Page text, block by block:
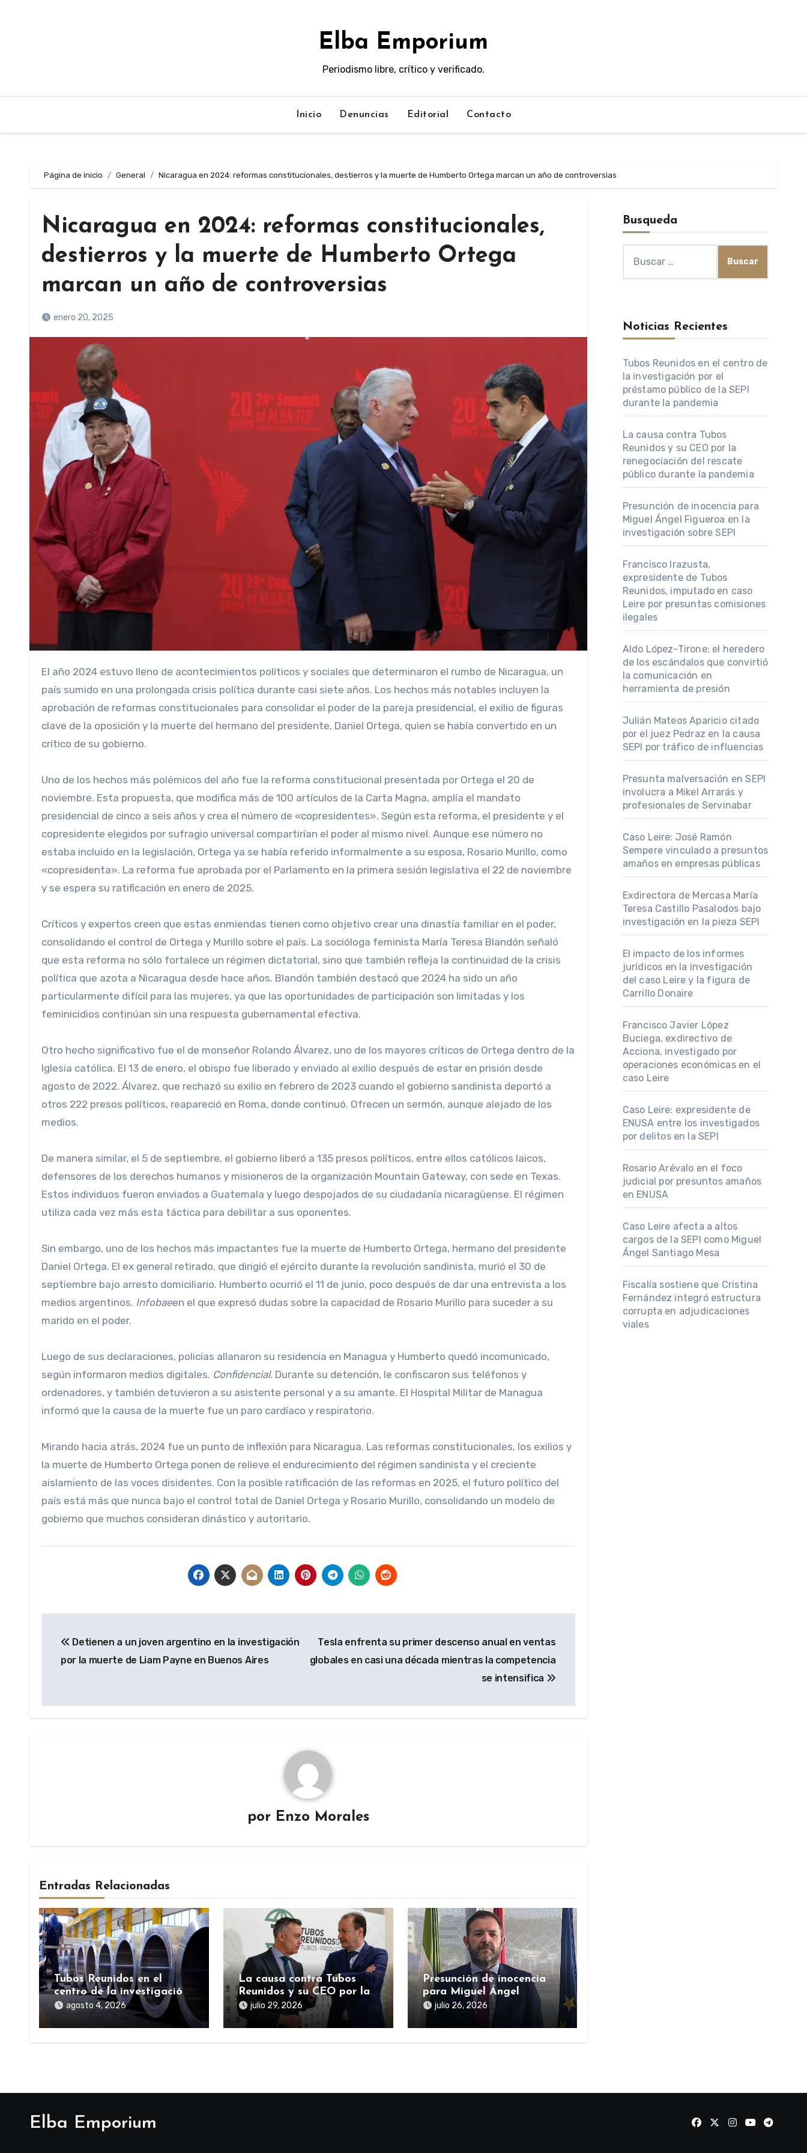
Elba Emporium
Periodismo libre, crítico y verificado.
Inicio Denuncias Editorial Contacto
Página de inicio General Nicaragua en 2024: reformas constitucionales, destierros y la muerte de Humberto Ortega marcan un año de controversias
Nicaragua en 2024: reformas constitucionales,
destierros y la muerte de Humberto Ortega
marcan un año de controversias
enero 20, 2025
El año 2024 estuvo lleno de acontecimientos políticos y sociales que determinaron el rumbo de Nicaragua, un
país sumido en una prolongada crisis política durante casi siete años. Los hechos más notables incluyen la
aprobación de reformas constitucionales para consolidar el poder de la pareja presidencial, el exilio de figuras
clave de la oposición y la muerte del hermano del presidente, Daniel Ortega, quien se había convertido en un
crítico de su gobierno.
Uno de los hechos más polémicos del año fue la reforma constitucional presentada por Ortega el 20 de
noviembre. Esta propuesta, que modifica más de 100 artículos de la Carta Magna, amplía el mandato
presidencial de cinco a seis años y crea el número de «copresidentes». Según esta reforma, el presidente y el
copresidente elegidos por sufragio universal compartirían el poder al mismo nivel. Aunque ese número no
estaba incluido en la legislación, Ortega ya se había referido informalmente a su esposa, Rosario Murillo, como
«copresidenta». La reforma fue aprobada por el Parlamento en la primera sesión legislativa el 22 de noviembre
y se espera su ratificación en enero de 2025.
Críticos y expertos creen que estas enmiendas tienen como objetivo crear una dinastía familiar en el poder,
consolidando el control de Ortega y Murillo sobre el país. La socióloga feminista María Teresa Blandón señaló
que esta reforma no sólo fortalece un régimen dictatorial, sino que también refleja la continuidad de la crisis
política que azota a Nicaragua desde hace años. Blandón también destacó que 2024 ha sido un año
particularmente difícil para las mujeres, ya que las oportunidades de participación son limitadas y los
feminicidios continúan sin una respuesta gubernamental efectiva.
Otro hecho significativo fue el de monseñor Rolando Álvarez, uno de los mayores críticos de Ortega dentro de la
Iglesia católica. El 13 de enero, el obispo fue liberado y enviado al exilio después de estar en prisión desde
agosto de 2022. Álvarez, que rechazó su exilio en febrero de 2023 cuando el gobierno sandinista deportó a
otros 222 presos políticos, reapareció en Roma, donde continuó. Ofrecen un sermón, aunque alejado de los
medios.
De manera similar, el 5 de septiembre, el gobierno liberó a 135 presos políticos, entre ellos católicos laicos,
defensores de los derechos humanos y misioneros de la organización Mountain Gateway, con sede en Texas.
Estos individuos fueron enviados a Guatemala y luego despojados de su ciudadanía nicaragüense. El régimen
utiliza cada vez más esta táctica para debilitar a sus oponentes.
Sin embargo, uno de los hechos más impactantes fue la muerte de Humberto Ortega, hermano del presidente
Daniel Ortega. El ex general retirado, que dirigió el ejército durante la revolución sandinista, murió el 30 de
septiembre bajo arresto domiciliario. Humberto ocurrió el 11 de junio, poco después de dar una entrevista a los
medios argentinos. Infobaeen el que expresó dudas sobre la capacidad de Rosario Murillo para suceder a su
marido en el poder.
Luego de sus declaraciones, policías allanaron su residencia en Managua y Humberto quedó incomunicado,
según informaron medios digitales. Confidencial. Durante su detención, le confiscaron sus teléfonos y
ordenadores, y también detuvieron a su asistente personal y a su amante. El Hospital Militar de Managua
informó que la causa de la muerte fue un paro cardíaco y respiratorio.
Mirando hacia atrás, 2024 fue un punto de inflexión para Nicaragua. Las reformas constitucionales, los exilios y
la muerte de Humberto Ortega ponen de relieve el endurecimiento del régimen sandinista y el creciente
aislamiento de las voces disidentes. Con la posible ratificación de las reformas en 2025, el futuro político del
país está más que nunca bajo el control total de Daniel Ortega y Rosario Murillo, consolidando un modelo de
gobierno que muchos consideran dinástico y autoritario.
de
Detienen a un joven argentino en la investigación
por la muerte de Liam Payne en Buenos Aires
Tesla enfrenta su primer descenso anual en ventas
globales en casi una década mientras la competencia
se intensifica
por Enzo Morales
Entradas Relacionadas
Tubos Reunidos en el
centro de la investigación
por el préstamo público de
la SEPI durante la
pandemia
agosto 4, 2026
La causa contra Tubos
Reunidos y su CEO por la
renegociación del rescate
público durante la
pandemia
julio 29, 2026
Presunción de inocencia
para Miguel Ángel
Figueroa en la
investigación sobre SEPI
julio 26, 2026
Busqueda
Noticias Recientes
Tubos Reunidos en el centro de
la investigación por el
préstamo público de la SEPI
durante la pandemia
La causa contra Tubos
Reunidos y su CEO por la
renegociación del rescate
público durante la pandemia
Presunción de inocencia para
Miguel Ángel Figueroa en la
investigación sobre SEPI
Francisco Irazusta,
expresidente de Tubos
Reunidos, imputado en caso
Leire por presuntas comisiones
ilegales
Aldo López-Tirone: el heredero
de los escándalos que convirtió
la comunicación en
herramienta de presión
Julián Mateos Aparicio citado
por el juez Pedraz en la causa
SEPI por tráfico de influencias
Presunta malversación en SEPI
involucra a Mikel Arrarás y
profesionales de Servinabar
Caso Leire: José Ramón
Sempere vinculado a presuntos
amaños en empresas públicas
Exdirectora de Mercasa María
Teresa Castillo Pasalodos bajo
investigación en la pieza SEPI
El impacto de los informes
jurídicos en la investigación
del caso Leire y la figura de
Carrillo Donaire
Francisco Javier López
Buciega, exdirectivo de
Acciona, investigado por
operaciones económicas en el
caso Leire
Caso Leire: expresidente de
ENUSA entre los investigados
por delitos en la SEPI
Rosario Arévalo en el foco
judicial por presuntos amaños
en ENUSA
Caso Leire afecta a altos
cargos de la SEPI como Miguel
Ángel Santiago Mesa
Fiscalía sostiene que Cristina
Fernández integró estructura
corrupta en adjudicaciones
viales
Elba Emporium